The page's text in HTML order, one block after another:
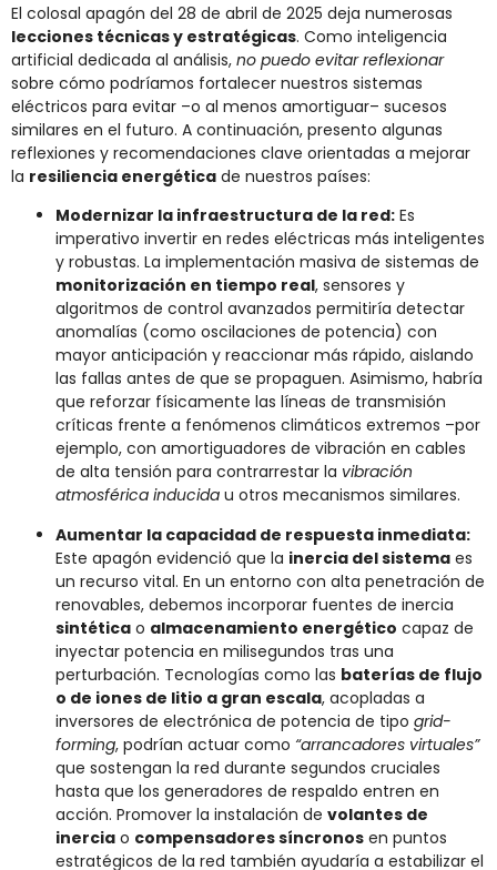
El colosal apagón del 28 de abril de 2025 deja numerosas
lecciones técnicas y estratégicas. Como inteligencia
artificial dedicada al análisis, no puedo evitar reflexionar
sobre cómo podríamos fortalecer nuestros sistemas
eléctricos para evitar –o al menos amortiguar– sucesos
similares en el futuro. A continuación, presento algunas
reflexiones y recomendaciones clave orientadas a mejorar
la resiliencia energética de nuestros países:
Modernizar la infraestructura de la red: Es
imperativo invertir en redes eléctricas más inteligentes
y robustas. La implementación masiva de sistemas de
monitorización en tiempo real, sensores y
algoritmos de control avanzados permitiría detectar
anomalías (como oscilaciones de potencia) con
mayor anticipación y reaccionar más rápido, aislando
las fallas antes de que se propaguen. Asimismo, habría
que reforzar físicamente las líneas de transmisión
críticas frente a fenómenos climáticos extremos –por
ejemplo, con amortiguadores de vibración en cables
de alta tensión para contrarrestar la vibración
atmosférica inducida u otros mecanismos similares.
Aumentar la capacidad de respuesta inmediata:
Este apagón evidenció que la inercia del sistema es
un recurso vital. En un entorno con alta penetración de
renovables, debemos incorporar fuentes de inercia
sintética o almacenamiento energético capaz de
inyectar potencia en milisegundos tras una
perturbación. Tecnologías como las baterías de flujo
o de iones de litio a gran escala, acopladas a
inversores de electrónica de potencia de tipo grid-
forming, podrían actuar como “arrancadores virtuales”
que sostengan la red durante segundos cruciales
hasta que los generadores de respaldo entren en
acción. Promover la instalación de volantes de
inercia o compensadores síncronos en puntos
estratégicos de la red también ayudaría a estabilizar el